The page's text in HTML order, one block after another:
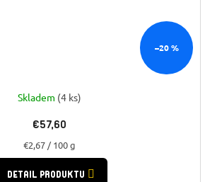
–20 %
Skladem (4 ks)
€57,60
Jednotková
cena:
€2,67 / 100 g
DETAIL PRODUKTU